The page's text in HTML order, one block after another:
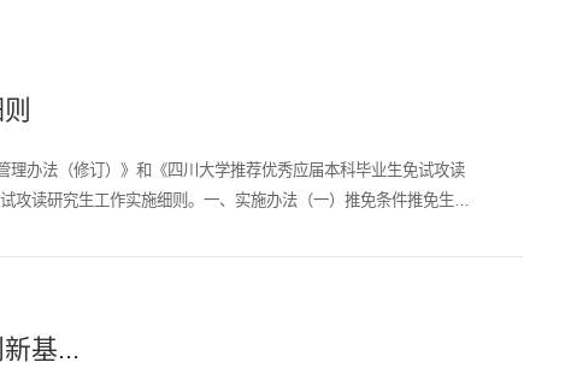
理办法（修订）》和《四川大学推荐优秀应届本科毕业生免试攻读
读研究生工作实施细则。一、实施办法（一）推免条件推免生须
基...